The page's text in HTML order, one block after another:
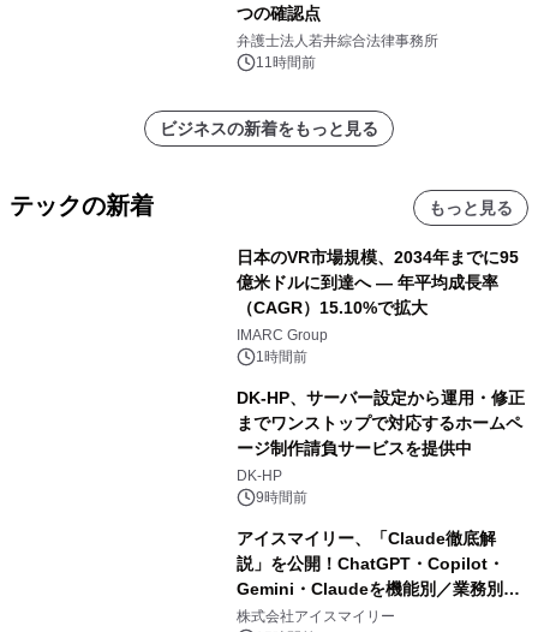
つの確認点
弁護士法人若井綜合法律事務所
11時間前
ビジネスの新着をもっと見る
テックの新着 もっと見る
日本のVR市場規模、2034年までに95
億米ドルに到達へ ― 年平均成長率
（CAGR）15.10%で拡大
IMARC Group
1時間前
DK-HP、サーバー設定から運用・修正
までワンストップで対応するホームペ
ージ制作請負サービスを提供中
DK-HP
9時間前
アイスマイリー、「Claude徹底解
説」を公開！ChatGPT・Copilot・
Gemini・Claudeを機能別／業務別に
比較―自社に合う生成AIの選び方がわ
株式会社アイスマイリー